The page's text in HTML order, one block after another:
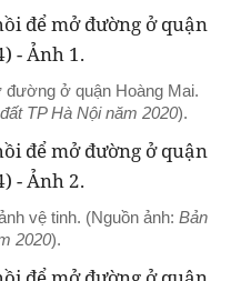
đường ở quận Hoàng Mai.
TP Hà Nội năm 2020).
vệ tinh. (Nguồn ảnh: Bản
2020).